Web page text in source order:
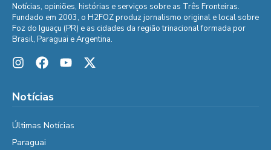
Notícias, opiniões, histórias e serviços sobre as Três Fronteiras.
Fundado em 2003, o H2FOZ produz jornalismo original e local sobre
Foz do Iguaçu (PR) e as cidades da região trinacional formada por
Brasil, Paraguai e Argentina.
Notícias
Últimas Notícias
Paraguai